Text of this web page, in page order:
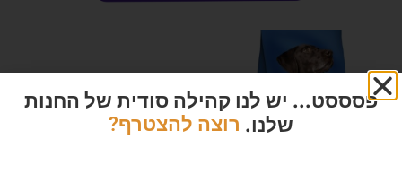
פסססט... יש לנו קהילה סודית של החנות
שלנו. רוצה להצטרף?